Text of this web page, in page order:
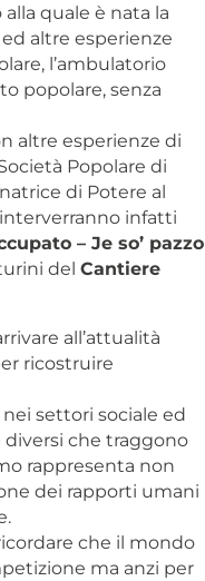
quale è nata la
altre esperienze
l’ambulatorio
popolare, senza
altre esperienze di
Popolare di
di Potere al
infatti
– Je so’ pazzo
del Cantiere
all’attualità
ricostruire
settori sociale ed
che traggono
rappresenta non
dei rapporti umani
che il mondo
ma anzi per